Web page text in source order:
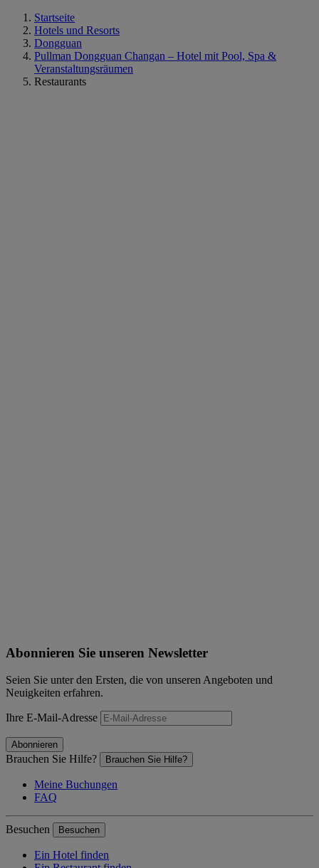
Startseite
Hotels und Resorts
Dongguan
Pullman Dongguan Changan – Hotel mit Pool, Spa &
Veranstaltungsräumen
Restaurants
Abonnieren Sie unseren Newsletter
Seien Sie unter den Ersten, die von unseren Angeboten und
Neuigkeiten erfahren.
Ihre E-Mail-Adresse
Abonnieren
Brauchen Sie Hilfe? Brauchen Sie Hilfe?
Meine Buchungen
FAQ
Besuchen Besuchen
Ein Hotel finden